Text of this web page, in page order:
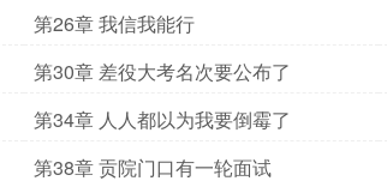
第26章 我信我能行
第30章 差役大考名次要公布了
第34章 人人都以为我要倒霉了
第38章 贡院门口有一轮面试